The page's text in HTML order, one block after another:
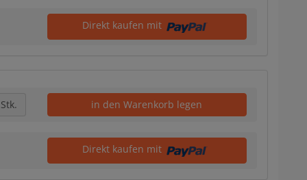
Direkt kaufen mit
Stk. in den Warenkorb legen
Direkt kaufen mit